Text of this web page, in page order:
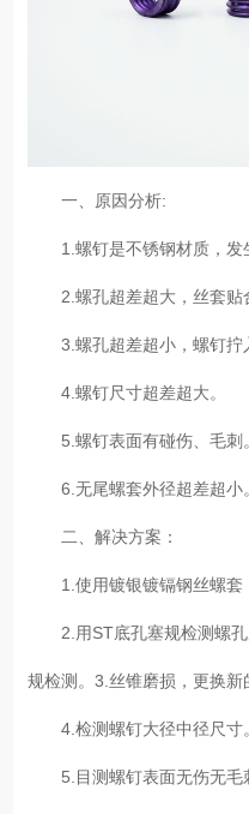
一、原因分析:
1.螺钉是不锈钢材质，发
2.螺孔超差超大，丝套贴
3.螺孔超差超小，螺钉拧
4.螺钉尺寸超差超大。
5.螺钉表面有碰伤、毛刺
6.无尾螺套外径超差超小
二、解决方案：
1.使用镀银镀镉钢丝螺套
2.用ST底孔塞规检测螺孔
规检测。3.丝锥磨损，更换新
4.检测螺钉大径中径尺寸
5.目测螺钉表面无伤无毛